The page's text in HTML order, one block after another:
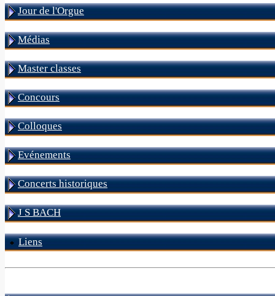
Jour de l'Orgue
Médias
Master classes
Concours
Colloques
Evénements
Concerts historiques
J S BACH
Liens